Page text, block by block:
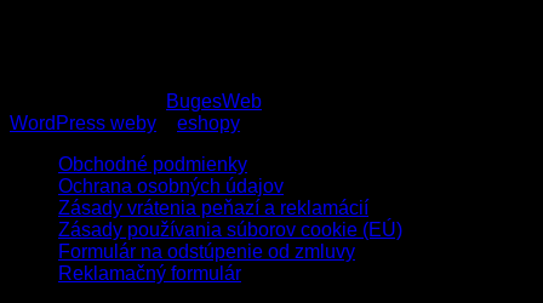
BugesWeb
WordPress weby
eshopy
Obchodné podmienky
Ochrana osobných údajov
Zásady vrátenia peňazí a reklamácií
Zásady používania súborov cookie (EÚ)
Formulár na odstúpenie od zmluvy
Reklamačný formulár